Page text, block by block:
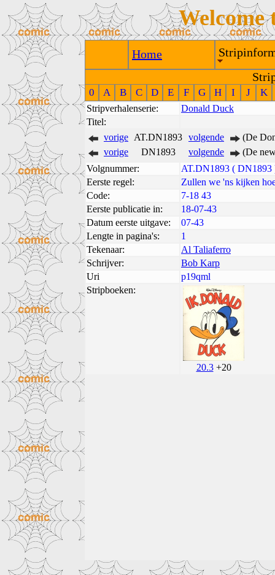
Welcome
Home
0 A B C D E F G H I J K
Stripverhalenserie:
Donald Duck
Titel:
vorige AT.DN1893 volgende
(De
vorige
DN1893 volgende
(De
Volgnummer:
AT.DN1893 ( DN1893
Eerste regel:
Zullen we 'ns kijken
Code:
7-18 43
Eerste publicatie in:
18-07-43
Datum eerste uitgave:
07-43
Lengte in pagina's:
1
Tekenaar:
Al Taliaferro
Schrijver:
Bob Karp
Uri
p19qml
Stripboeken:
20.3+20